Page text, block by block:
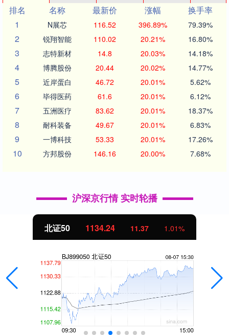
排名
名称 最新价 涨幅
换手率
1
N展芯 116.52 396.89% 79.39%
2 锐翔智能 110.02 20.21% 16.80%
3 志特新材 14.8 20.03% 14.18%
4 博腾股份 20.44 20.02% 14.77%
5 近岸蛋白 46.72 20.01% 5.62%
6 毕得医药 61.6 20.01% 6.12%
7 五洲医疗 83.62 20.01% 18.37%
8 耐科装备 49.67 20.01% 6.83%
9 一博科技 53.33 20.01% 17.26%
10 方邦股份 146.16 20.00% 7.68%
沪深京行情 实时轮播
北证50 1134.24 11.37 1.01%